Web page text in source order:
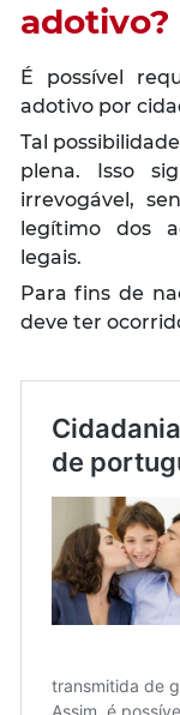
adotivo?
É possível
adotivo por
Tal
plena. Isso
irrevogável,
legítimo dos
legais.
Para fins de
deve ter